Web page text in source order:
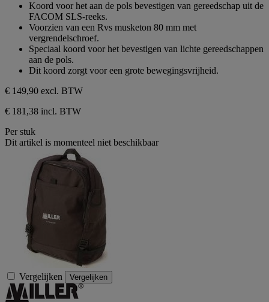
sterren.
Koord voor het aan de pols bevestigen van gereedschap uit de
FACOM SLS-reeks.
Voorzien van een Rvs musketon 80 mm met
vergrendelschroef.
Speciaal koord voor het bevestigen van lichte gereedschappen
aan de pols.
Dit koord zorgt voor een grote bewegingsvrijheid.
€ 149,90 excl. BTW
€ 181,38 incl. BTW
Per stuk
Dit artikel is momenteel niet beschikbaar
Vergelijken Vergelijken